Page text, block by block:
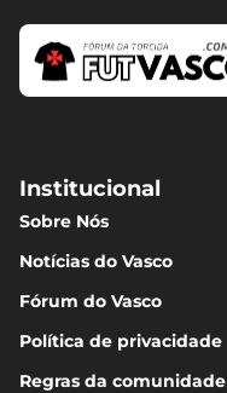
Institucional
Sobre Nós
Notícias do Vasco
Fórum do Vasco
Política de privacidade
Regras da comunidade